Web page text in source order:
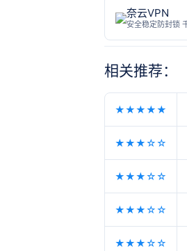
奈云VPN
相关推荐：
★★★★★
★★★☆☆
★★★☆☆
★★★☆☆
★★★☆☆